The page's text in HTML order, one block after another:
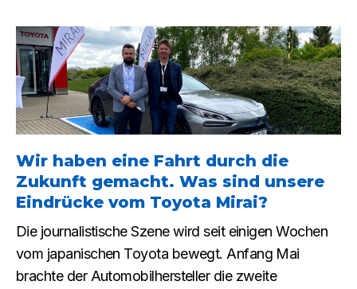
Wir haben eine Fahrt durch die
Zukunft gemacht. Was sind unsere
Eindrücke vom Toyota Mirai?
Die journalistische Szene wird seit einigen Wochen
vom japanischen Toyota bewegt. Anfang Mai
brachte der Automobilhersteller die zweite